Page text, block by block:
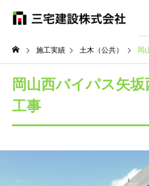
施工実績 土木（公共） 岡
岡山西バイパス矢
工事